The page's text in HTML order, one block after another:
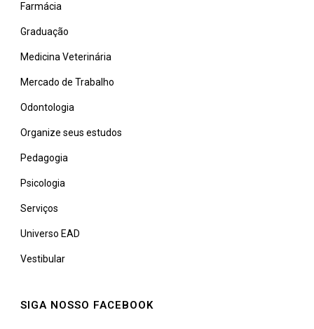
Farmácia
Graduação
Medicina Veterinária
Mercado de Trabalho
Odontologia
Organize seus estudos
Pedagogia
Psicologia
Serviços
Universo EAD
Vestibular
SIGA NOSSO FACEBOOK